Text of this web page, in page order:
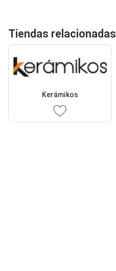
Tiendas relacionadas
Kerámikos